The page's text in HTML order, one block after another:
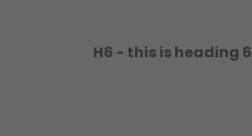
H6 - this is heading 6